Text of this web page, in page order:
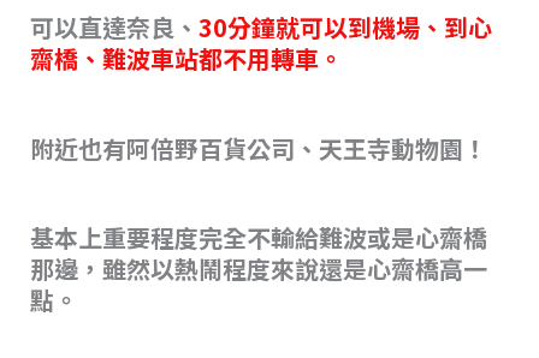
可以直達奈良、 30分鐘就可以到機場、到心
齋橋、難波車站都不用轉車。
附近也有阿倍野百貨公司、天王寺動物園！
基本上重要程度完全不輸給難波或是心齋橋
那邊，雖然以熱鬧程度來說還是心齋橋高一
點。